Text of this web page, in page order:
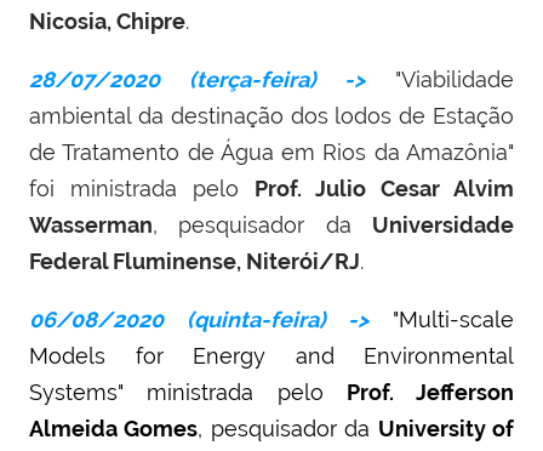
Nicosia, Chipre.
28/07/2020 (terça-feira) ->"Viabilidade
ambiental da destinação dos lodos de Estação
de Tratamento de Água em Rios da Amazônia"
foi ministrada pelo Prof. Julio Cesar Alvim
Wasserman, pesquisador da Universidade
Federal Fluminense, Niterói/RJ.
06/08/2020 (quinta-feira) ->"Multi-scale
Models for Energy and Environmental
Systems" ministrada pelo Prof. Jefferson
Almeida Gomes, pesquisador da University of